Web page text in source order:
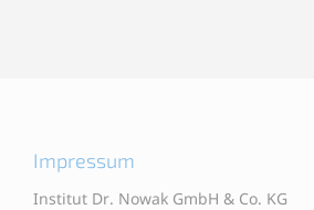
Impressum
Institut Dr. Nowak GmbH & Co. KG